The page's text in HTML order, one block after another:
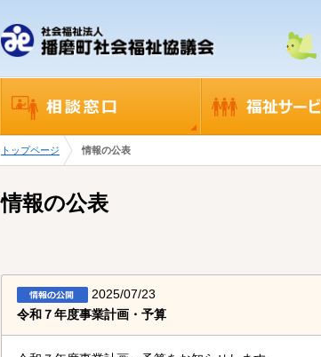
トップページ 情報の公表
情報の公表
2025/07/23
令和７年度事業計画・予算